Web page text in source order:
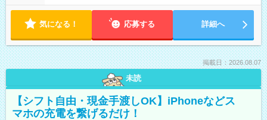
気になる！ 応募する 詳細へ
掲載日：2026.08.07
未読
【シフト自由・現金手渡しOK】iPhoneなどス
マホの充電を繋げるだけ！